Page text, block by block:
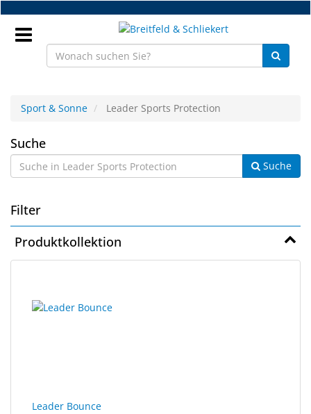
Zum
Hauptinhalt
springen
NEU
Brillenteile
Werkstatt
Handelsware
Sport & Sonne Leader Sports Protection
Leader
Sports
Protection
Suche
Suche
Filter
Produktkollektion
Ergebnisse
gerendert.
Leader Bounce